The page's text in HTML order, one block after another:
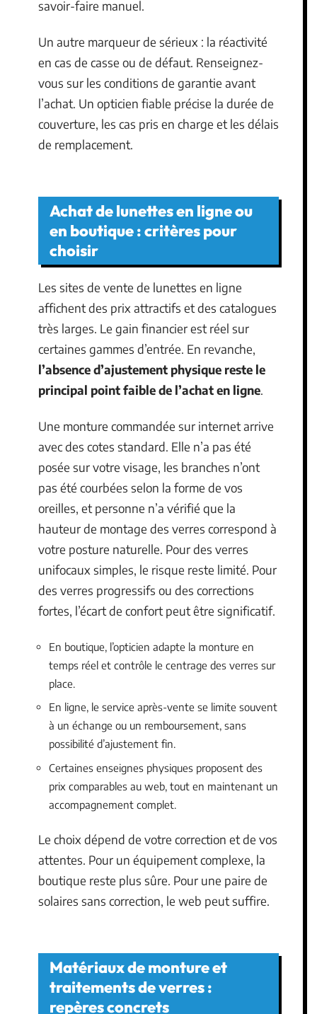
savoir-faire manuel.
Un autre marqueur de sérieux : la réactivité
en cas de casse ou de défaut. Renseignez-
vous sur les conditions de garantie avant
l’achat. Un opticien fiable précise la durée de
couverture, les cas pris en charge et les délais
de remplacement.
Achat de lunettes en ligne ou
en boutique : critères pour
choisir
Les sites de vente de lunettes en ligne
affichent des prix attractifs et des catalogues
très larges. Le gain financier est réel sur
certaines gammes d’entrée. En revanche,
l’absence d’ajustement physique reste le
principal point faible de l’achat en ligne.
Une monture commandée sur internet arrive
avec des cotes standard. Elle n’a pas été
posée sur votre visage, les branches n’ont
pas été courbées selon la forme de vos
oreilles, et personne n’a vérifié que la
hauteur de montage des verres correspond à
votre posture naturelle. Pour des verres
unifocaux simples, le risque reste limité. Pour
des verres progressifs ou des corrections
fortes, l’écart de confort peut être significatif.
En boutique, l’opticien adapte la monture en
temps réel et contrôle le centrage des verres sur
place.
En ligne, le service après-vente se limite souvent
à un échange ou un remboursement, sans
possibilité d’ajustement fin.
Certaines enseignes physiques proposent des
prix comparables au web, tout en maintenant un
accompagnement complet.
Le choix dépend de votre correction et de vos
attentes. Pour un équipement complexe, la
boutique reste plus sûre. Pour une paire de
solaires sans correction, le web peut suffire.
Matériaux de monture et
traitements de verres :
repères concrets